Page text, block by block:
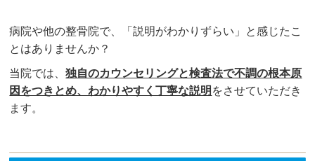
病院や他の整骨院で、「説明がわかりずらい」と感じたこ
とはありませんか？
当院では、独自のカウンセリングと検査法で不調の根本原
因をつきとめ、わかりやすく丁寧な説明 をさせていただき
ます。